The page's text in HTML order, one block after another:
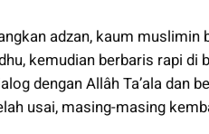
adzan, kaum muslimin
kemudian berbaris rapi
dengan Allâh Ta’ala dan
usai, masing-masing